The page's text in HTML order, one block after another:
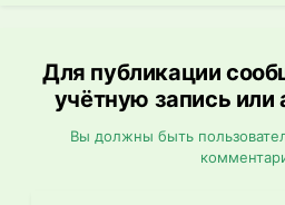
Для публикации
учётную запись или
Вы должны быть